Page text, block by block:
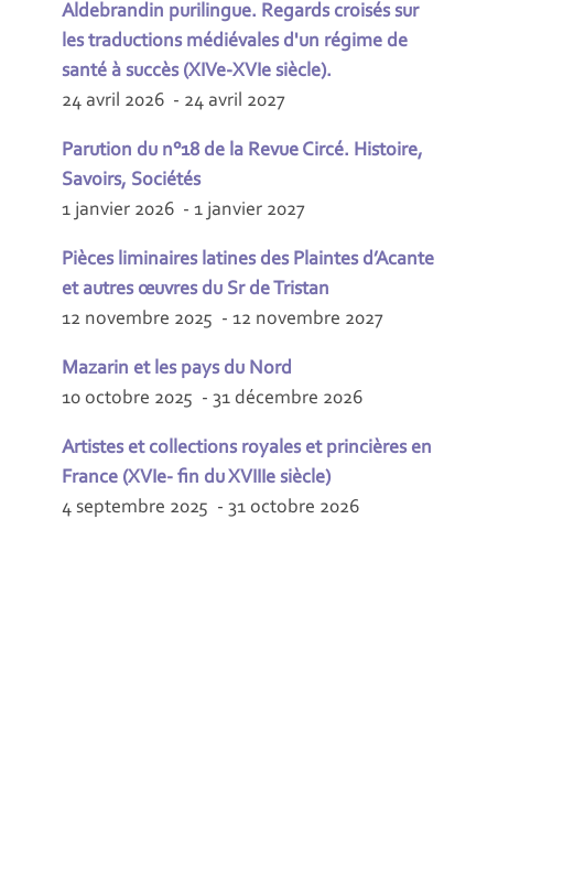
Aldebrandin purilingue. Regards croisés sur
les traductions médiévales d'un régime de
santé à succès (XIVe-XVIe siècle).
24 avril 2026 - 24 avril 2027
Parution du n°18 de la Revue Circé. Histoire,
Savoirs, Sociétés
1 janvier 2026 - 1 janvier 2027
Pièces liminaires latines des Plaintes d’Acante
et autres œuvres du Sr de Tristan
12 novembre 2025 - 12 novembre 2027
Mazarin et les pays du Nord
10 octobre 2025 - 31 décembre 2026
Artistes et collections royales et princières en
France (XVIe- fin du XVIIIe siècle)
4 septembre 2025 - 31 octobre 2026